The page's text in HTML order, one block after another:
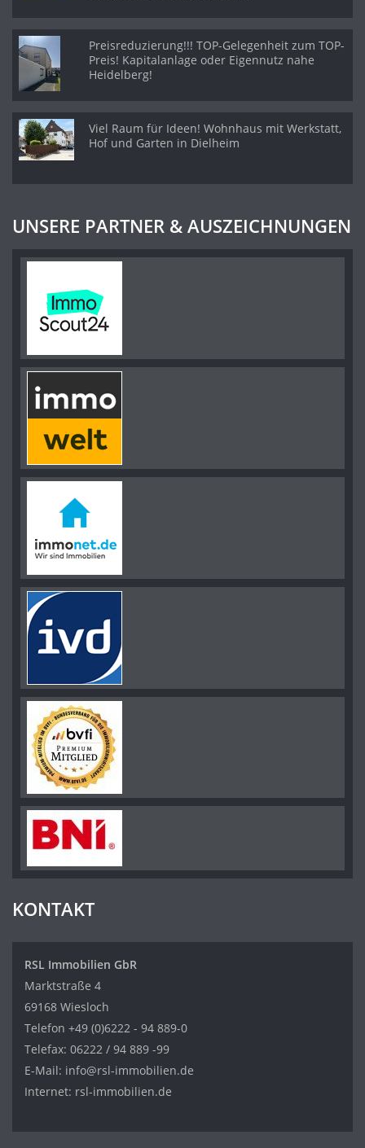
Preisreduzierung!!! TOP-Gelegenheit zum TOP-
Preis! Kapitalanlage oder Eigennutz nahe
Heidelberg!
Viel Raum für Ideen! Wohnhaus mit Werkstatt,
Hof und Garten in Dielheim
UNSERE PARTNER & AUSZEICHNUNGEN
KONTAKT
RSL Immobilien GbR
Marktstraße 4
69168 Wiesloch
Telefon +49 (0)6222 - 94 889-0
Telefax: 06222 / 94 889 -99
E-Mail: info@rsl-immobilien.de
Internet: rsl-immobilien.de